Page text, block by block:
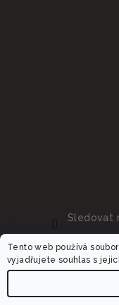
Tento web používá
vyjadřujete souhlas s
Sledovat